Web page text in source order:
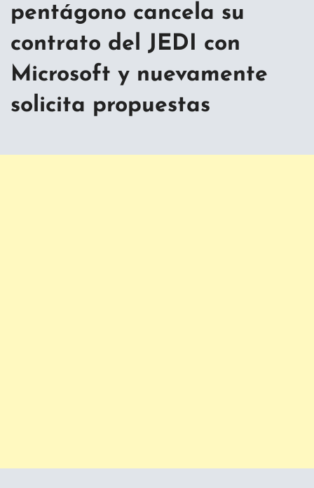
pentágono cancela su
contrato del JEDI con
Microsoft y nuevamente
solicita propuestas